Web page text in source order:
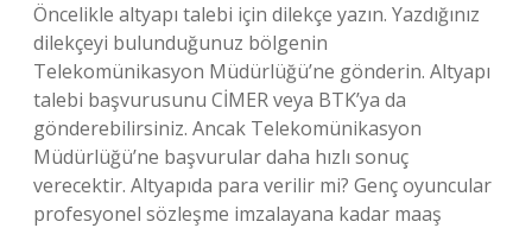
Öncelikle altyapı talebi için dilekçe yazın. Yazdığınız
dilekçeyi bulunduğunuz bölgenin
Telekomünikasyon Müdürlüğü’ne gönderin. Altyapı
talebi başvurusunu CİMER veya BTK’ya da
gönderebilirsiniz. Ancak Telekomünikasyon
Müdürlüğü’ne başvurular daha hızlı sonuç
verecektir. Altyapıda para verilir mi? Genç oyuncular
profesyonel sözleşme imzalayana kadar maaş